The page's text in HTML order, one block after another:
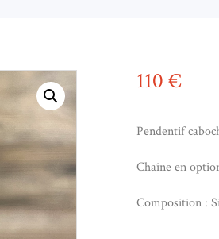
110 €
Pendentif
Chaîne en
Composition :